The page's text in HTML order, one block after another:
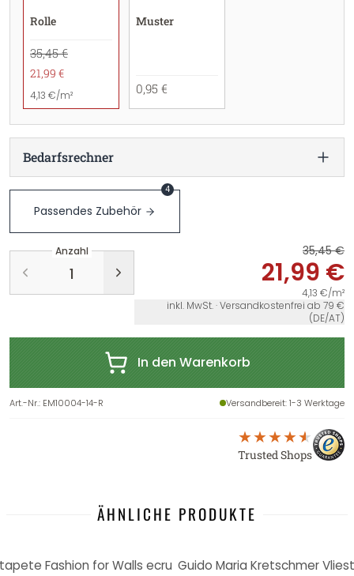
Rolle
35,45 €
21,99 €
4,13 €/m²
Muster
0,95 €
Bedarfsrechner
Passendes Zubehör
4
Anzahl 35,45 €
21,99 €
4,13 €/m²
inkl. MwSt. · Versandkostenfrei ab 79 €
(DE/AT)
In den Warenkorb
Art.-Nr.: EM10004-14-R Versandbereit: 1-3 Werktage
Trusted Shops
ÄHNLICHE PRODUKTE
Fashion for Walls ecru Guido Maria Kretschmer